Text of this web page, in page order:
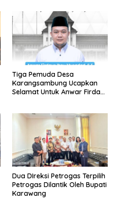
Tiga Pemuda Desa
Karangsambung Ucapkan
Selamat Untuk Anwar Firdaus
Dua DIreksi Petrogas Terpilih
Petrogas Dilantik Oleh Bupati
Karawang